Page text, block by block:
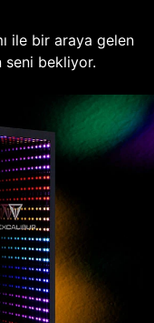
ile bir araya gelen
seni bekliyor.